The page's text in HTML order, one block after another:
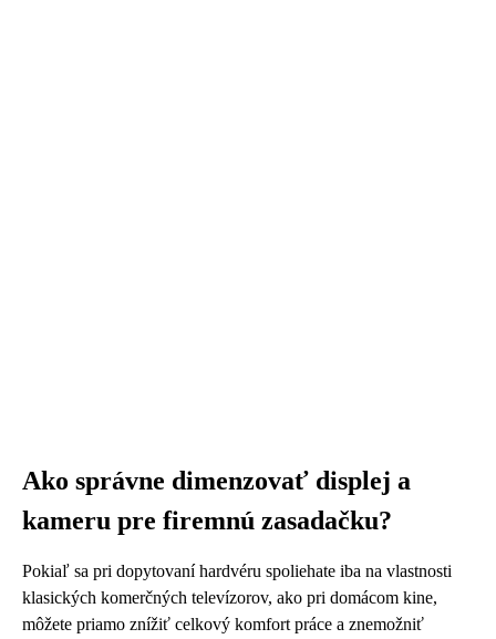
Ako správne dimenzovať displej a
kameru pre firemnú zasadačku?
Pokiaľ sa pri dopytovaní hardvéru spoliehate iba na vlastnosti
klasických komerčných televízorov, ako pri domácom kine,
môžete priamo znížiť celkový komfort práce a znemožniť